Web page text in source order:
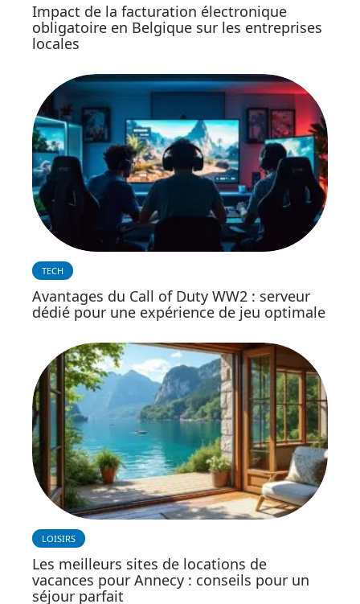
Impact de la facturation électronique
obligatoire en Belgique sur les entreprises
locales
TECH
Avantages du Call of Duty WW2 : serveur
dédié pour une expérience de jeu optimale
LOISIRS
Les meilleurs sites de locations de
vacances pour Annecy : conseils pour un
séjour parfait